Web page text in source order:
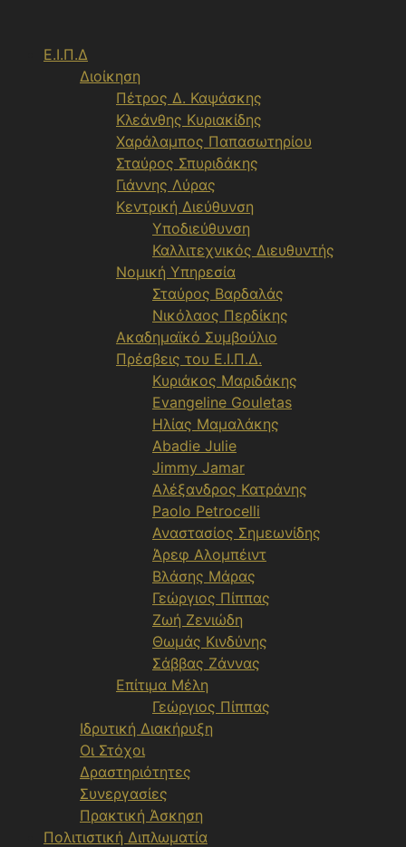
περιεχόμενο
Ε.Ι.Π.Δ
Διοίκηση
Πέτρος Δ. Καψάσκης
Κλεάνθης Κυριακίδης
Χαράλαμπος Παπασωτηρίου
Σταύρος Σπυριδάκης
Γιάννης Λύρας
Κεντρική Διεύθυνση
Υποδιεύθυνση
Καλλιτεχνικός Διευθυντής
Νομική Υπηρεσία
Σταύρος Βαρδαλάς
Νικόλαος Περδίκης
Ακαδημαϊκό Συμβούλιο
Πρέσβεις του Ε.Ι.Π.Δ.
Κυριάκος Μαριδάκης
Evangeline Gouletas
Ηλίας Μαμαλάκης
Abadie Julie
Jimmy Jamar
Αλέξανδρος Κατράνης
Paolo Petrocelli
Αναστασίος Σημεωνίδης
Άρεφ Αλομπέιντ
Βλάσης Μάρας
Γεώργιος Πίππας
Ζωή Ζενιώδη
Θωμάς Κινδύνης
Σάββας Ζάννας
Επίτιμα Μέλη
Γεώργιος Πίππας
Ιδρυτική Διακήρυξη
Οι Στόχοι
Δραστηριότητες
Συνεργασίες
Πρακτική Άσκηση
Πολιτιστική Διπλωματία